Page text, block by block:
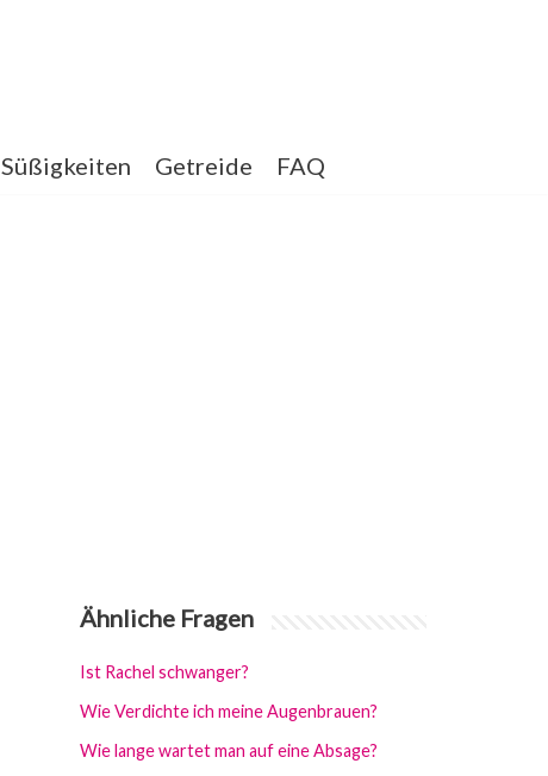
Süßigkeiten Getreide FAQ
Ähnliche Fragen
Ist Rachel schwanger?
Wie Verdichte ich meine Augenbrauen?
Wie lange wartet man auf eine Absage?